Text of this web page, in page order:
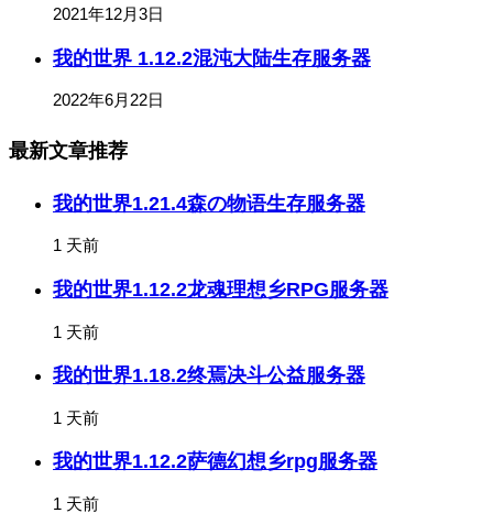
2021年12月3日
我的世界 1.12.2混沌大陆生存服务器
2022年6月22日
最新文章推荐
我的世界1.21.4森の物语生存服务器
1 天前
我的世界1.12.2龙魂理想乡RPG服务器
1 天前
我的世界1.18.2终焉决斗公益服务器
1 天前
我的世界1.12.2萨德幻想乡rpg服务器
1 天前